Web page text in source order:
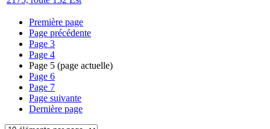
Première page
Page précédente
Page 3
Page 4
Page 5 (page actuelle)
Page 6
Page 7
Page suivante
Dernière page